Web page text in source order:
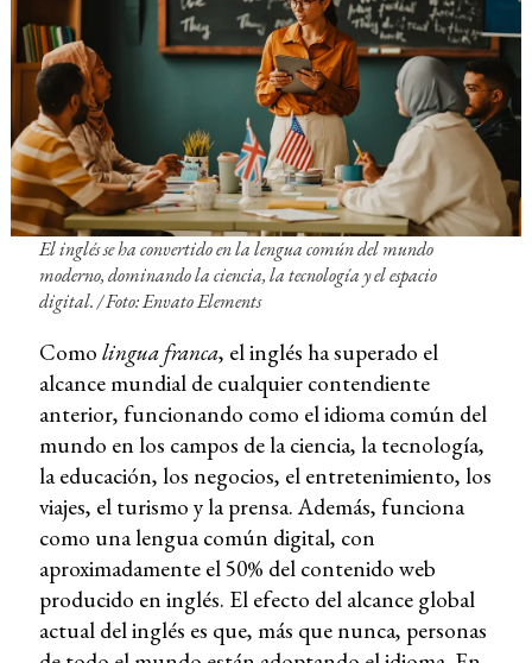
El inglés se ha convertido en la lengua común del mundo
moderno, dominando la ciencia, la tecnología y el espacio
digital. / Foto: Envato Elements
Como lingua franca, el inglés ha superado el
alcance mundial de cualquier contendiente
anterior, funcionando como el idioma común del
mundo en los campos de la ciencia, la tecnología,
la educación, los negocios, el entretenimiento, los
viajes, el turismo y la prensa. Además, funciona
como una lengua común digital, con
aproximadamente el 50% del contenido web
producido en inglés. El efecto del alcance global
actual del inglés es que, más que nunca, personas